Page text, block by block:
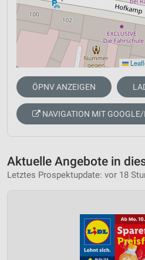
ÖPNV ANZEIGEN
NAVIGATION MIT
Aktuelle Angebote in
Letztes Prospektupdate: vor 18